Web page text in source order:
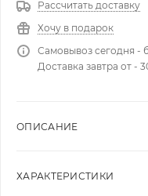
Рассчитать доставку
Хочу в подарок
Самовывоз сегодня -
Доставка завтра от -
ОПИСАНИЕ
ХАРАКТЕРИСТИКИ